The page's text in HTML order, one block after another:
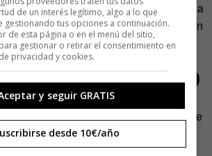
:una deshollinadora, una puta, una
solo alcanza la redención cuando un
hombre quiere.
mujer de los 90
los 90 que ha crecido escuchando que
de posibilidades», pero antes debe
y a sus hijos. Una mujer cuya
de un interés legítimo, algo a lo que
gestionando tus opciones a continuación.
de esta página o en el menú del sitio,
gestionar o retirar el consentimiento en
privacidad y cookies.
y seguir GRATIS
desde 10€/año